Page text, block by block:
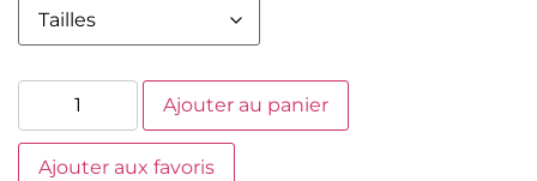
Ajouter au panier
Ajouter aux favoris